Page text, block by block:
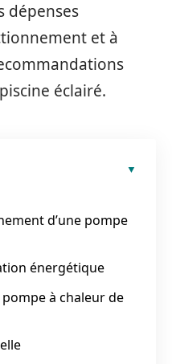
dépenses
et à
éclairé.
d’une pompe
énergétique
à chaleur de